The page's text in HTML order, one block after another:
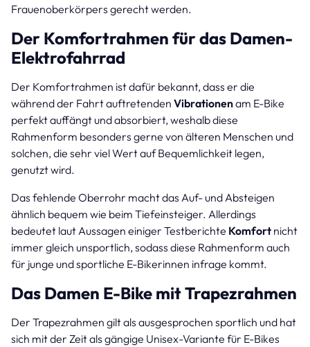
Frauenoberkörpers gerecht werden.
Der Komfortrahmen für das Damen-
Elektrofahrrad
Der Komfortrahmen ist dafür bekannt, dass er die
während der Fahrt auftretenden Vibrationenam E-Bike
perfekt auffängt und absorbiert, weshalb diese
Rahmenform besonders gerne von älteren Menschen und
solchen, die sehr viel Wert auf Bequemlichkeit legen,
genutzt wird.
Das fehlende Oberrohr macht das Auf- und Absteigen
ähnlich bequem wie beim Tiefeinsteiger. Allerdings
bedeutet laut Aussagen einiger Testberichte Komfort nicht
immer gleich unsportlich, sodass diese Rahmenform auch
für junge und sportliche E-Bikerinnen infrage kommt.
Das Damen E-Bike mit Trapezrahmen
Der Trapezrahmen gilt als ausgesprochen sportlich und hat
sich mit der Zeit als gängige Unisex-Variante für E-Bikes